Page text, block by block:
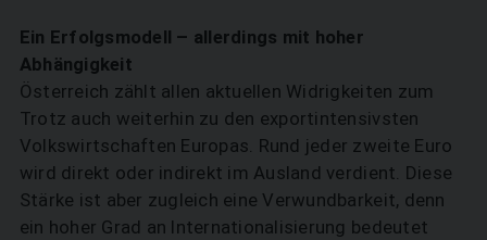
Ein Erfolgsmodell – allerdings mit ­hoher
Abhängigkeit
Österreich zählt allen aktuellen Widrigkeiten zum
Trotz auch weiterhin zu den exportintensivsten
Volkswirtschaften Europas. Rund jeder zweite Euro
wird direkt oder indirekt im Ausland verdient. Diese
Stärke ist aber zugleich eine Verwundbarkeit, denn
ein hoher Grad an Internationalisierung bedeutet